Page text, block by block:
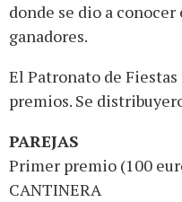
donde se dio a
ganadores.
El Patronato de
premios. Se
PAREJAS
Primer premio (100
CANTINERA